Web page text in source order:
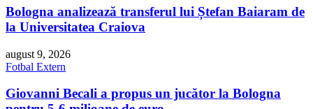
Bologna analizează transferul lui Ștefan Baiaram de
la Universitatea Craiova
august 9, 2026
Fotbal Extern
Giovanni Becali a propus un jucător la Bologna